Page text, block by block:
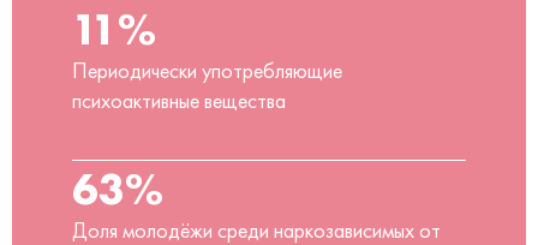
11%
Периодически употребляющие
психоактивные вещества
63%
Доля молодёжи среди наркозависимых от